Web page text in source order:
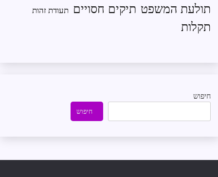
תולעת המשפט תיקים חסויים תעודת זהות
תקלות
חיפוש
חיפוש